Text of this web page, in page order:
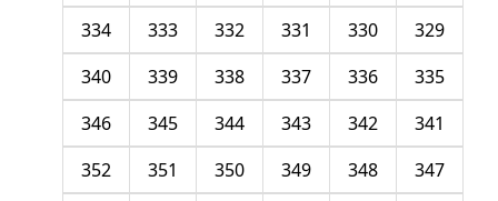
329
330
331
332
333
334
335
336
337
338
339
340
341
342
343
344
345
346
347
348
349
350
351
352